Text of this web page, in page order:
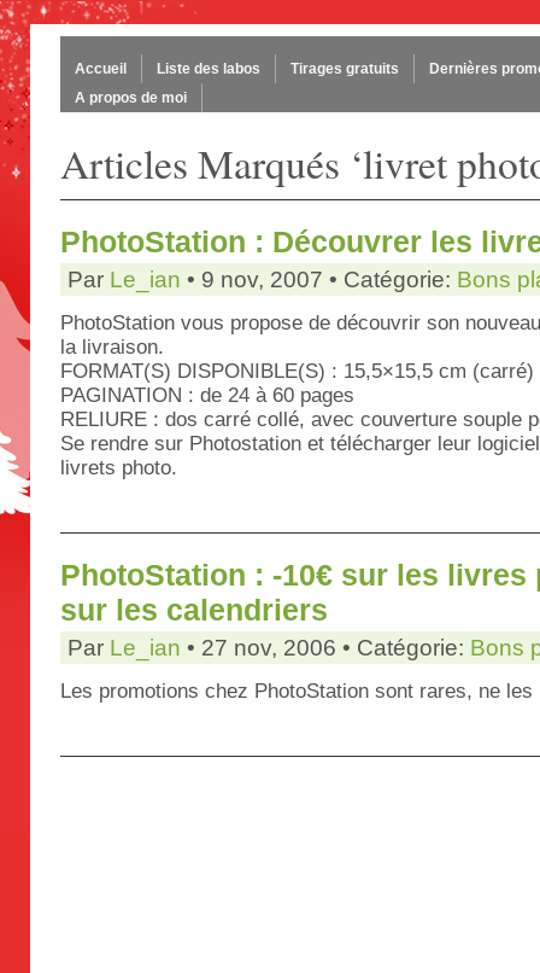
Accueil Liste des labos Tirages gratuits
Dernières
A propos de moi
Articles Marqués ‘livret
PhotoStation : Découvrer les
Par Le_ian • 9 nov, 2007 • Catégorie: Bons
PhotoStation vous propose de découvrir son
la livraison.
FORMAT(S) DISPONIBLE(S) : 15,5×15,5 cm
PAGINATION : de 24 à 60 pages
RELIURE : dos carré collé, avec couverture souple
Se rendre sur Photostation et télécharger leur
livrets photo.
PhotoStation : -10€ sur les livres
sur les calendriers
Par Le_ian • 27 nov, 2006 • Catégorie: Bons
Les promotions chez PhotoStation sont rares, ne